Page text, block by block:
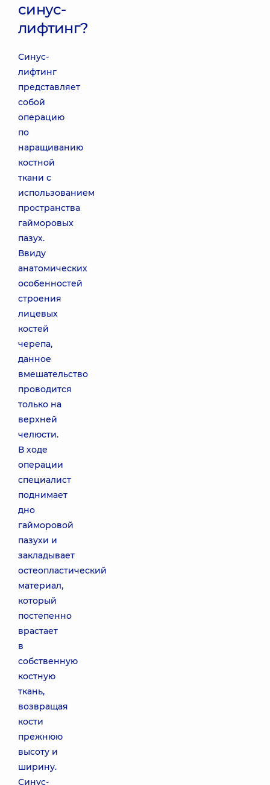
синус-
лифтинг?
Синус-
лифтинг
представляет
собой
операцию
по
наращиванию
костной
ткани с
использованием
пространства
гайморовых
пазух.
Ввиду
анатомических
особенностей
строения
лицевых
костей
черепа,
данное
вмешательство
проводится
только на
верхней
челюсти.
В ходе
операции
специалист
поднимает
дно
гайморовой
пазухи и
закладывает
остеопластический
материал,
который
постепенно
врастает
в
собственную
костную
ткань,
возвращая
кости
прежнюю
высоту и
ширину.
Синус-